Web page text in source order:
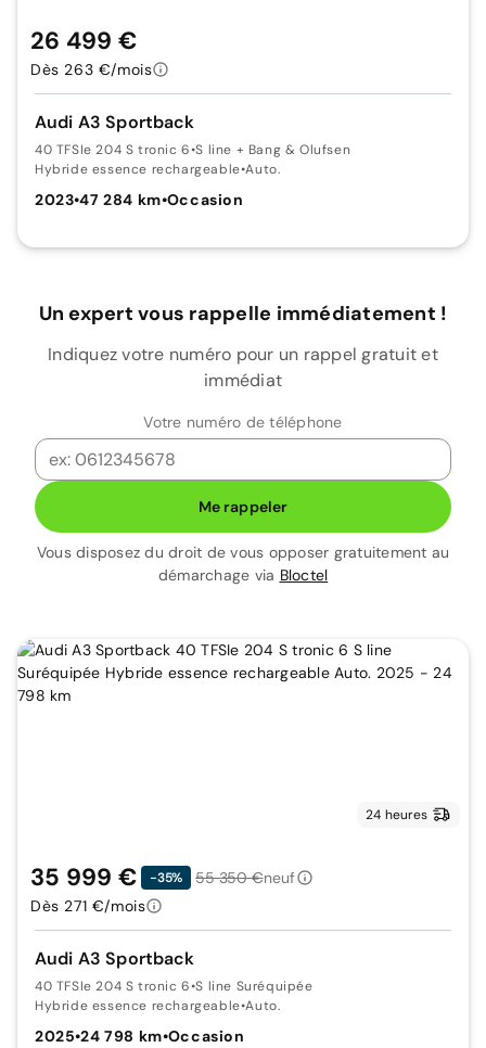
Audi A3 Sportback
40 TFSIe 204 S tronic 6•S line + Bang & Olufsen
Hybride essence rechargeable•Auto.
2023•47 284 km•Occasion
26 499 €
Dès 263 €/mois
Un expert vous rappelle immédiatement !
Indiquez votre numéro pour un rappel gratuit et
immédiat
Votre numéro de téléphone
Me rappeler
Vous disposez du droit de vous opposer gratuitement au
démarchage via Bloctel
24 heures
Audi A3 Sportback
40 TFSIe 204 S tronic 6•S line Suréquipée
Hybride essence rechargeable•Auto.
2025•24 798 km•Occasion
35 999 € -35% 55 350 €neuf
Dès 271 €/mois